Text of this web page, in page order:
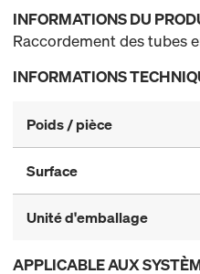
INFORMATIONS DU
Raccordement des tubes
INFORMATIONS
Poids / pièce
Surface
Unité d'emballage
APPLICABLE AUX